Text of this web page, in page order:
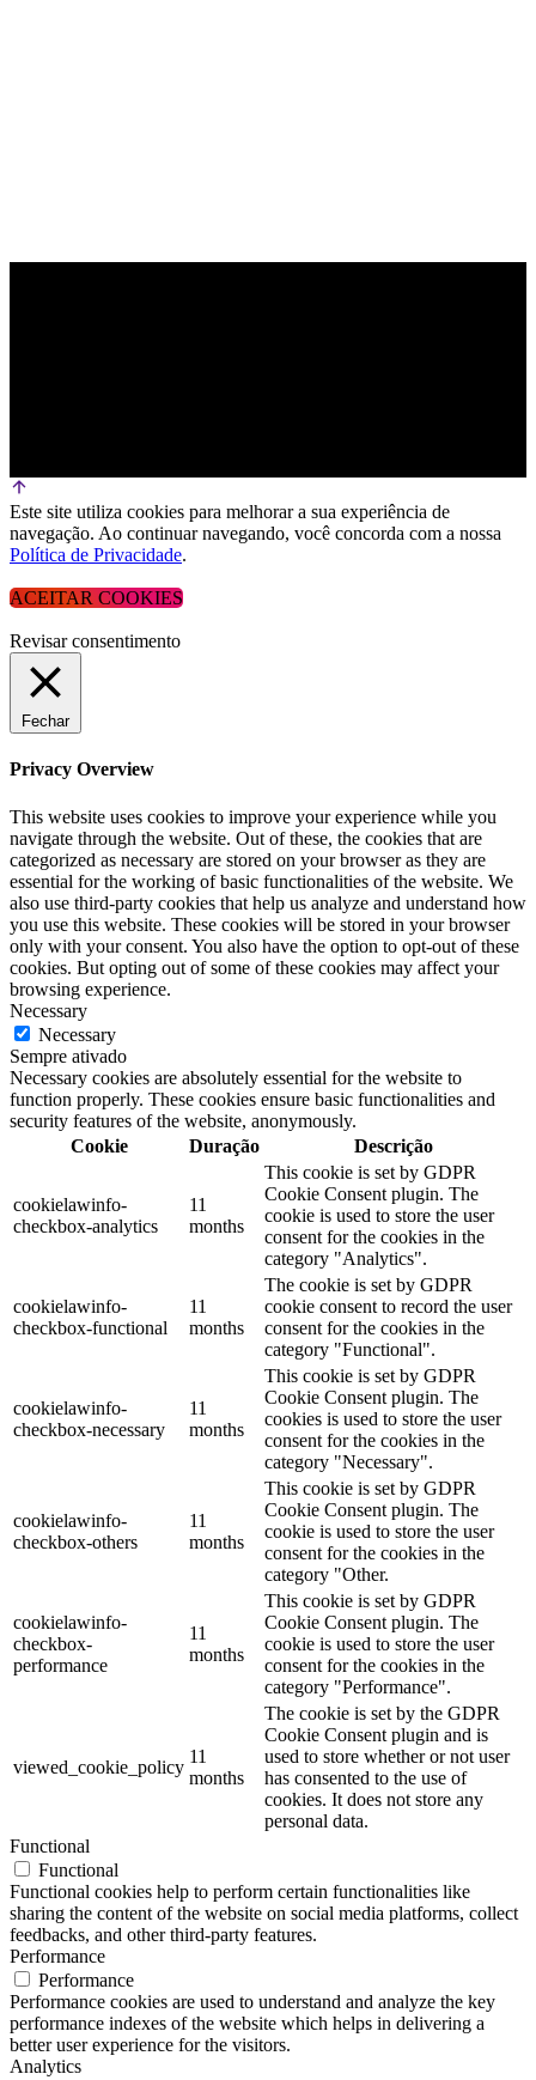
Este site utiliza cookies para melhorar a sua experiência de
navegação. Ao continuar navegando, você concorda com a nossa
Política de Privacidade.
ACEITAR COOKIES
Revisar consentimento
Fechar
Privacy Overview
This website uses cookies to improve your experience while you
navigate through the website. Out of these, the cookies that are
categorized as necessary are stored on your browser as they are
essential for the working of basic functionalities of the website. We
also use third-party cookies that help us analyze and understand how
you use this website. These cookies will be stored in your browser
only with your consent. You also have the option to opt-out of these
cookies. But opting out of some of these cookies may affect your
browsing experience.
Necessary
Necessary
Sempre ativado
Necessary cookies are absolutely essential for the website to
function properly. These cookies ensure basic functionalities and
security features of the website, anonymously.
Cookie
Duração Descrição
cookielawinfo-
checkbox-analytics
11
months
This cookie is set by GDPR
Cookie Consent plugin. The
cookie is used to store the user
consent for the cookies in the
category "Analytics".
cookielawinfo-
checkbox-functional
11
months
The cookie is set by GDPR
cookie consent to record the user
consent for the cookies in the
category "Functional".
cookielawinfo-
checkbox-necessary
11
months
This cookie is set by GDPR
Cookie Consent plugin. The
cookies is used to store the user
consent for the cookies in the
category "Necessary".
cookielawinfo-
checkbox-others
11
months
This cookie is set by GDPR
Cookie Consent plugin. The
cookie is used to store the user
consent for the cookies in the
category "Other.
cookielawinfo-
checkbox-
performance
11
months
This cookie is set by GDPR
Cookie Consent plugin. The
cookie is used to store the user
consent for the cookies in the
category "Performance".
viewed_cookie_policy
11
months
The cookie is set by the GDPR
Cookie Consent plugin and is
used to store whether or not user
has consented to the use of
cookies. It does not store any
personal data.
Functional
Functional
Functional cookies help to perform certain functionalities like
sharing the content of the website on social media platforms, collect
feedbacks, and other third-party features.
Performance
Performance
Performance cookies are used to understand and analyze the key
performance indexes of the website which helps in delivering a
better user experience for the visitors.
Analytics